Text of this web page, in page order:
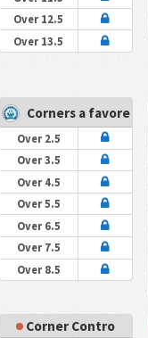
Over 12.5
Over 13.5
Corners a favore
Over 2.5
Over 3.5
Over 4.5
Over 5.5
Over 6.5
Over 7.5
Over 8.5
Corner Contro